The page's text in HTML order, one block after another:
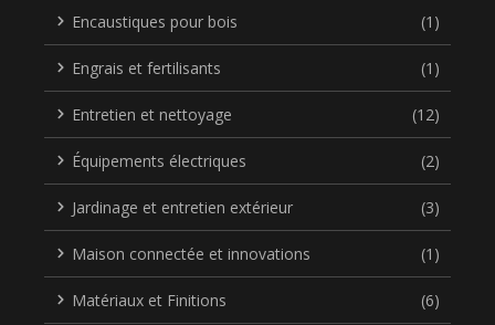
Encaustiques pour bois (1)
Engrais et fertilisants (1)
Entretien et nettoyage (12)
Équipements électriques (2)
Jardinage et entretien extérieur (3)
Maison connectée et innovations (1)
Matériaux et Finitions (6)